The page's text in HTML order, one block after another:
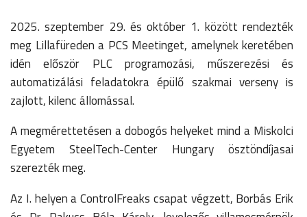
2025. szeptember 29. és október 1. között rendezték
meg Lillafüreden a PCS Meetinget, amelynek keretében
idén először PLC programozási, műszerezési és
automatizálási feladatokra épülő szakmai verseny is
zajlott, kilenc állomással.
A megmérettetésen a dobogós helyeket mind a Miskolci
Egyetem SteelTech-Center Hungary ösztöndíjasai
szerezték meg.
Az I. helyen a ControlFreaks csapat végzett, Borbás Erik